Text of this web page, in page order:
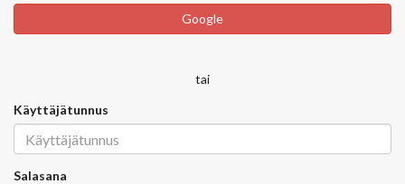
Google
tai
Käyttäjätunnus
Salasana